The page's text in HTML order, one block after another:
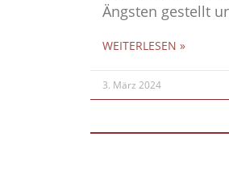
Ängsten gestellt
WEITERLESEN »
3. März 2024